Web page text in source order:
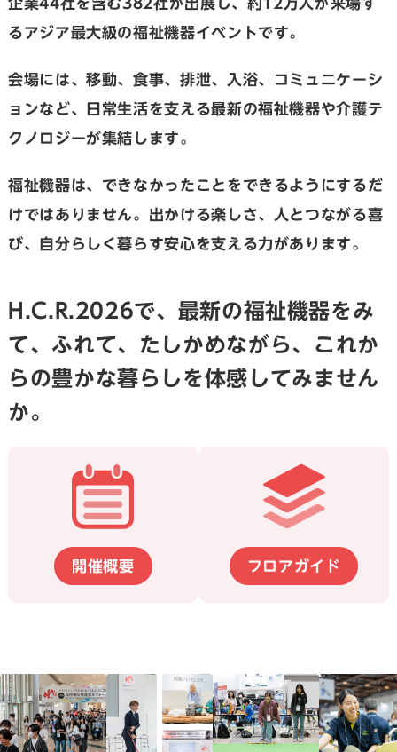
企業44社を含む382社が出展し、約12万人が来場す
るアジア最大級の福祉機器イベントです。
会場には、移動、食事、排泄、入浴、コミュニケーシ
ョンなど、日常生活を支える最新の福祉機器や介護テ
クノロジーが集結します。
福祉機器は、できなかったことをできるようにするだ
けではありません。出かける楽しさ、人とつながる喜
び、自分らしく暮らす安心を支える力があります。
H.C.R.2026で、最新の福祉機器をみ
て、ふれて、たしかめながら、これか
らの豊かな暮らしを体感してみません
か。
開催概要 フロアガイド